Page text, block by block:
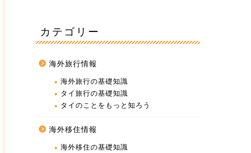
カテゴリー
海外旅行情報
海外旅行の基礎知識
タイ旅行の基礎知識
タイのことをもっと知ろう
海外移住情報
海外移住の基礎知識